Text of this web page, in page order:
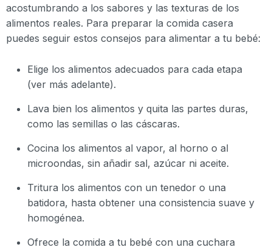
acostumbrando a los sabores y las texturas de los
alimentos reales. Para preparar la comida casera
puedes seguir estos consejos para alimentar a tu bebé:
Elige los alimentos adecuados para cada etapa
(ver más adelante).
Lava bien los alimentos y quita las partes duras,
como las semillas o las cáscaras.
Cocina los alimentos al vapor, al horno o al
microondas, sin añadir sal, azúcar ni aceite.
Tritura los alimentos con un tenedor o una
batidora, hasta obtener una consistencia suave y
homogénea.
Ofrece la comida a tu bebé con una cuchara